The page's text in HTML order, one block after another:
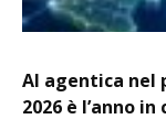
AI agentica nel
2026 è l’anno